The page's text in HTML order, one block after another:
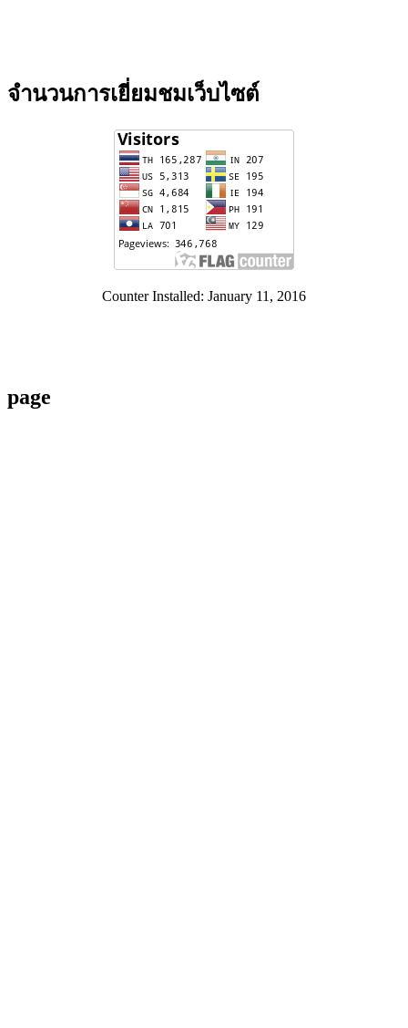
จำนวนการเยี่ยมชมเว็บไซต์
Counter Installed: January 11, 2016
page